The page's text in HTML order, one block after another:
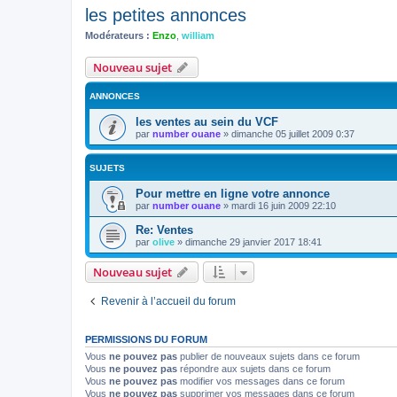
les petites annonces
Modérateurs : Enzo william
Nouveau sujet
ANNONCES
les ventes au sein du VCF
par number ouane » dimanche 05 juillet 2009 0:37
SUJETS
Pour mettre en ligne votre annonce
par number ouane » mardi 16 juin 2009 22:10
Re: Ventes
par olive » dimanche 29 janvier 2017 18:41
Nouveau sujet
Revenir à l’accueil du forum
PERMISSIONS DU FORUM
Vous ne pouvez pas publier de nouveaux sujets dans ce forum
Vous ne pouvez pas répondre aux sujets dans ce forum
Vous ne pouvez pas modifier vos messages dans ce forum
Vous ne pouvez pas supprimer vos messages dans ce forum